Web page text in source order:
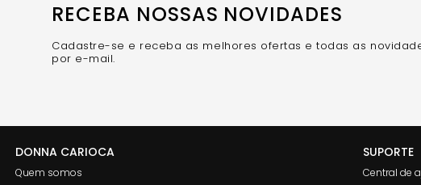
RECEBA NOSSAS NOVIDADES
Cadastre-se e receba as melhores ofertas e todas as
por e-mail.
DONNA CARIOCA
Quem somos
SUPORTE
Central de